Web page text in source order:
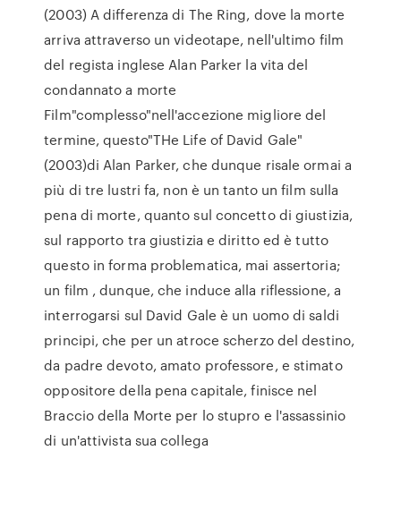
(2003) A differenza di The Ring, dove la morte
arriva attraverso un videotape, nell'ultimo film
del regista inglese Alan Parker la vita del
condannato a morte
Film"complesso"nell'accezione migliore del
termine, questo"THe Life of David Gale"
(2003)di Alan Parker, che dunque risale ormai a
più di tre lustri fa, non è un tanto un film sulla
pena di morte, quanto sul concetto di giustizia,
sul rapporto tra giustizia e diritto ed è tutto
questo in forma problematica, mai assertoria;
un film , dunque, che induce alla riflessione, a
interrogarsi sul David Gale è un uomo di saldi
principi, che per un atroce scherzo del destino,
da padre devoto, amato professore, e stimato
oppositore della pena capitale, finisce nel
Braccio della Morte per lo stupro e l'assassinio
di un'attivista sua collega